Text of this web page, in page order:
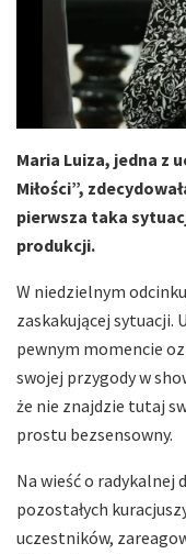
Maria Luiza, jedna z
Miłości”,
pierwsza taka
produkcji.
W niedzielnym
zaskakującej sytuacji.
pewnym momencie
swojej przygody w
że nie znajdzie tutaj
prostu bezsensowny.
Na wieść o radykalnej
pozostałych
uczestników,